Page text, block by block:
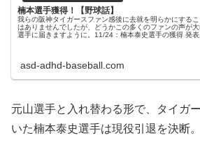
楠本選手獲得！【野球話】
我らの阪神タイガースファン感後に去就を明らかにするこ
はありませんでしたが、どうかこの多くのファンの声が大
選手に届きますように。11/24：楠本泰史選手の獲得 発表
asd-adhd-baseball.com
元山選手と入れ替わる形で、タイガ
いた楠本泰史選手は現役引退を決断。